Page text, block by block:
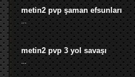
metin2 pvp şaman efsunları
...
metin2 pvp 3 yol savaşı
...